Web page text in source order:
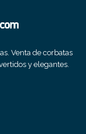
Venta de corbatas
y elegantes.